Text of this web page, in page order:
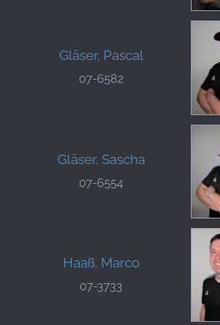
Gläser, Pascal
07-6582
Gläser, Sascha
07-6554
Haaß, Marco
07-3733